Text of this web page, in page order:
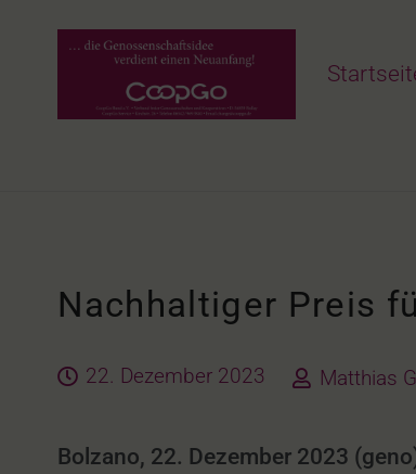
Nachhaltiger Preis
22. Dezember 2023 Matthias
Bolzano, 22. Dezember 2023